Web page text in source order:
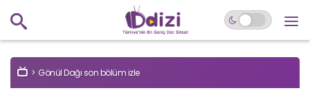
Gönül Dağı son bölüm izle